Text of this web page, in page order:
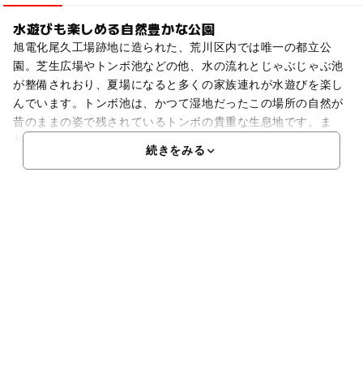
水遊びも楽しめる自然豊かな公園
旭電化尾久工場跡地に造られた、荒川区内では唯一の都立公
園。芝生広場やトンボ池などの他、水の流れとじゃぶじゃぶ池
が整備されおり、夏場になると多くの家族連れが水遊びを楽し
んでいます。トンボ池は、かつて湿地だったこの場所の自然が
昔のままの姿で残されているトンボの貴重な生息地です。ま
た、
続きをみる